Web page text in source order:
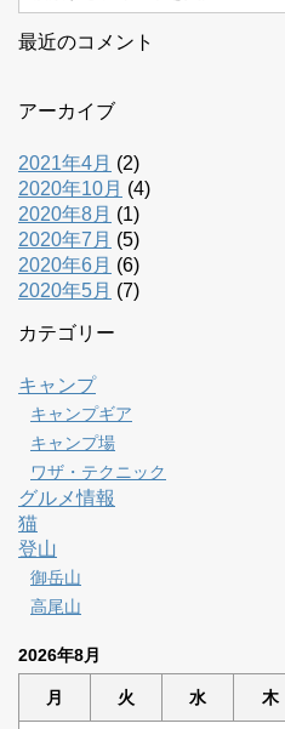
最近のコメント
アーカイブ
2021年4月 (2)
2020年10月 (4)
2020年8月 (1)
2020年7月 (5)
2020年6月 (6)
2020年5月 (7)
カテゴリー
キャンプ
キャンプギア
キャンプ場
ワザ・テクニック
グルメ情報
猫
登山
御岳山
高尾山
2026年8月
月 火 水 木